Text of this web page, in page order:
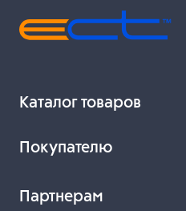
Каталог товаров
Покупателю
Партнерам